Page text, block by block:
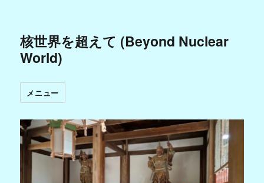
核世界を超えて (Beyond Nuclear
World)
メニュー